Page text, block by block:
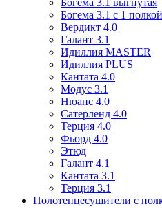
Богема 3.1 выгнутая
Богема 3.1 с 1 полкой
Вердикт 4.0
Галант 3.1
Идиллия MASTER
Идиллия PLUS
Кантата 4.0
Модус 3.1
Нюанс 4.0
Сатерленд 4.0
Терция 4.0
Фьорд 4.0
Этюд
Галант 4.1
Кантата 3.1
Терция 3.1
Полотенцесушители с